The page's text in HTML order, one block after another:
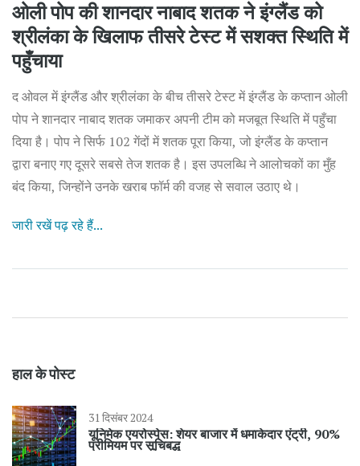
ओली पोप की शानदार नाबाद शतक ने इंग्लैंड को
श्रीलंका के खिलाफ तीसरे टेस्ट में सशक्त स्थिति में
पहुँचाया
द ओवल में इंग्लैंड और श्रीलंका के बीच तीसरे टेस्ट में इंग्लैंड के कप्तान ओली
पोप ने शानदार नाबाद शतक जमाकर अपनी टीम को मजबूत स्थिति में पहुँचा
दिया है। पोप ने सिर्फ 102 गेंदों में शतक पूरा किया, जो इंग्लैंड के कप्तान
द्वारा बनाए गए दूसरे सबसे तेज शतक है। इस उपलब्धि ने आलोचकों का मुँह
बंद किया, जिन्होंने उनके खराब फॉर्म की वजह से सवाल उठाए थे।
जारी रखें पढ़ रहे हैं...
हाल के पोस्ट
31 दिसंबर 2024
यूनिमेक एयरोस्पेस: शेयर बाजार में धमाकेदार एंट्री, 90%
प्रीमियम पर सूचिबद्ध